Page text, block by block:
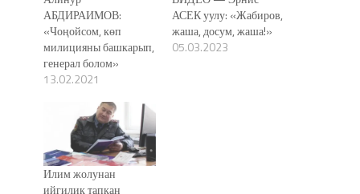
АБДИРАИМОВ:
«Чоңойсом, көп
милицияны башкарып,
генерал болом»
13.02.2021
АСЕК уулу: «Жабиров,
жаша, досум, жаша!»
05.03.2023
Илим жолунан
ийгилик тапкан